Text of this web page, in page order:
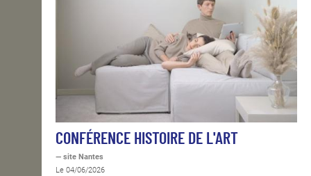
CONFÉRENCE HISTOIRE DE L'ART
— site Nantes
Le 04/06/2026